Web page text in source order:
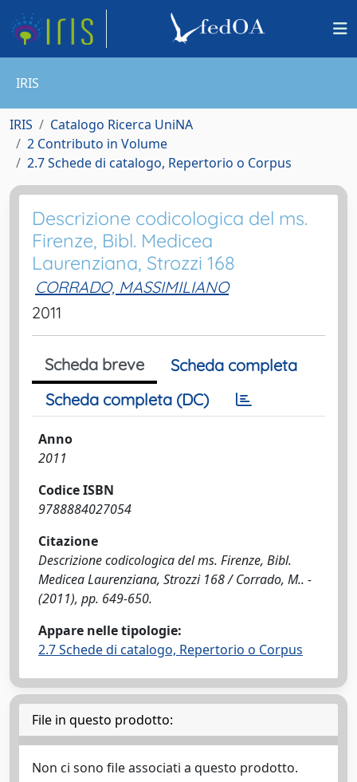
IRIS
IRIS
Catalogo Ricerca UniNA
2 Contributo in Volume
2.7 Schede di catalogo, Repertorio o Corpus
Descrizione codicologica del ms.
Firenze, Bibl. Medicea
Laurenziana, Strozzi 168
CORRADO, MASSIMILIANO
2011
Scheda breve
Scheda completa
Scheda completa (DC)
Anno
2011
Codice ISBN
9788884027054
Citazione
Descrizione codicologica del ms. Firenze, Bibl.
Medicea Laurenziana, Strozzi 168 / Corrado, M.. -
(2011), pp. 649-650.
Appare nelle tipologie:
2.7 Schede di catalogo, Repertorio o Corpus
File in questo prodotto:
Non ci sono file associati a questo prodotto.